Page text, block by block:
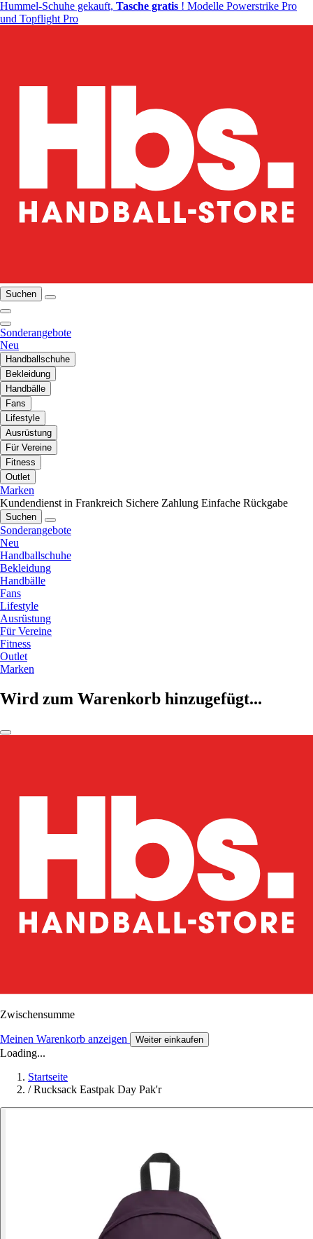
Hummel-Schuhe gekauft, Tasche gratis ! Modelle Powerstrike Pro
und Topflight Pro
Suchen
Sonderangebote
Neu
Handballschuhe
Bekleidung
Handbälle
Fans
Lifestyle
Ausrüstung
Für Vereine
Fitness
Outlet
Marken
Kundendienst in Frankreich Sichere Zahlung Einfache Rückgabe
Suchen
Sonderangebote
Neu
Handballschuhe
Bekleidung
Handbälle
Fans
Lifestyle
Ausrüstung
Für Vereine
Fitness
Outlet
Marken
Wird zum Warenkorb hinzugefügt...
Zwischensumme
Meinen Warenkorb anzeigen Weiter einkaufen
Loading...
Startseite
/ Rucksack Eastpak Day Pak'r